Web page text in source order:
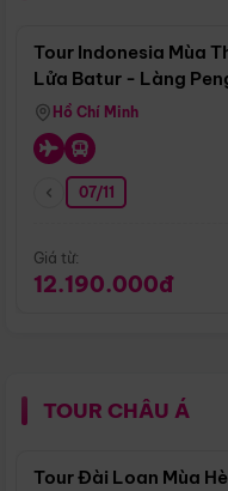
Tour Indonesia Mùa
Lửa Batur - Làng
Hồ Chí Minh
07/11
Giá từ:
12.190.000đ
TOUR CHÂU Á
Tour Đài Loan Mùa